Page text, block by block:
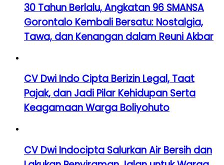
30 Tahun Berlalu, Angkatan 96 SMANSA
Gorontalo Kembali Bersatu: Nostalgia,
Tawa, dan Kenangan dalam Reuni Akbar
CV Dwi Indo Cipta Berizin Legal, Taat
Pajak, dan Jadi Pilar Kehidupan Serta
Keagamaan Warga Boliyohuto
CV Dwi Indocipta Salurkan Air Bersih dan